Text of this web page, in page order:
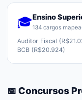
🎓Ensino
134 cargos
Auditor Fiscal
BCB (R$20.924)
📅 Concursos